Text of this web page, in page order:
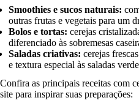
Smoothies e sucos naturais:
outras frutas e vegetais para um
Bolos e tortas: cerejas
diferenciado às sobremesas
Saladas criativas: cerejas
e textura especial às saladas
Confira as principais receitas com
site para inspirar suas preparações: